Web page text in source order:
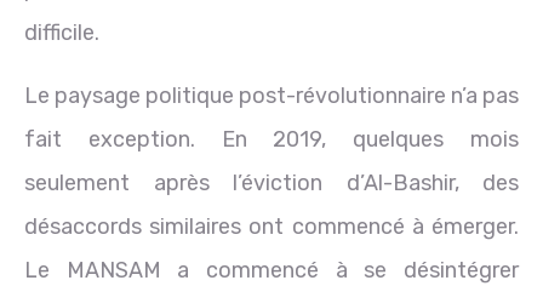
difficile.
Le paysage politique post-révolutionnaire n’a pas
fait exception. En 2019, quelques mois
seulement après l’éviction d’Al-Bashir, des
désaccords similaires ont commencé à émerger.
Le MANSAM a commencé à se désintégrer